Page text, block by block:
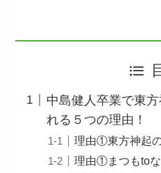
中島健人卒業で東
れる５つの理由！
理由①東方神起
理由①まつもto